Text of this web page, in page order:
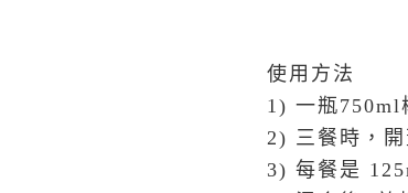
使用方法
1) 一瓶750ml
2) 三餐時，
3) 每餐是